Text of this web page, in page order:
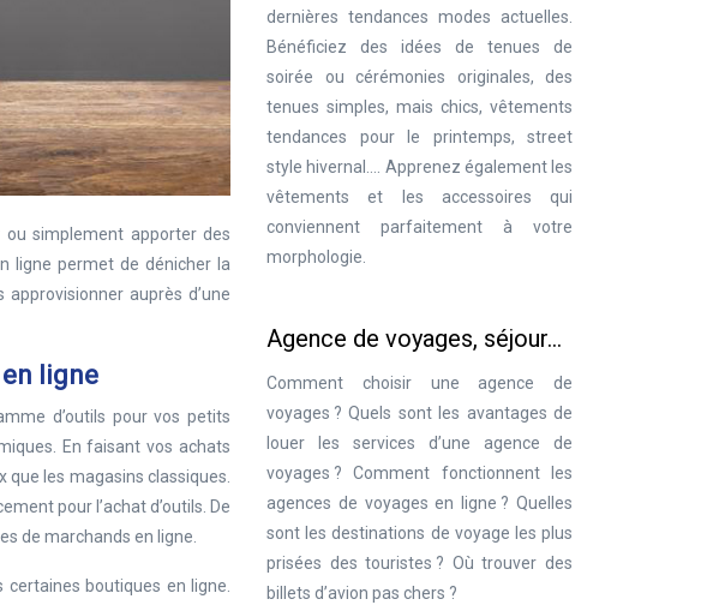
simplement apporter des
ligne permet de dénicher la
auprès d’une
ligne
d’outils pour vos petits
En faisant vos achats
que les magasins classiques.
pour l’achat d’outils. De
de marchands en ligne.
certaines boutiques en ligne.
dernières tendances modes actuelles.
Bénéficiez des idées de tenues de
soirée ou cérémonies originales, des
tenues simples, mais chics, vêtements
tendances pour le printemps, street
style hivernal…. Apprenez également les
vêtements et les accessoires qui
conviennent parfaitement à votre
morphologie.
Agence de voyages, séjour…
Comment choisir une agence de
voyages ? Quels sont les avantages de
louer les services d’une agence de
voyages ? Comment fonctionnent les
agences de voyages en ligne ? Quelles
sont les destinations de voyage les plus
prisées des touristes ? Où trouver des
billets d’avion pas chers ?